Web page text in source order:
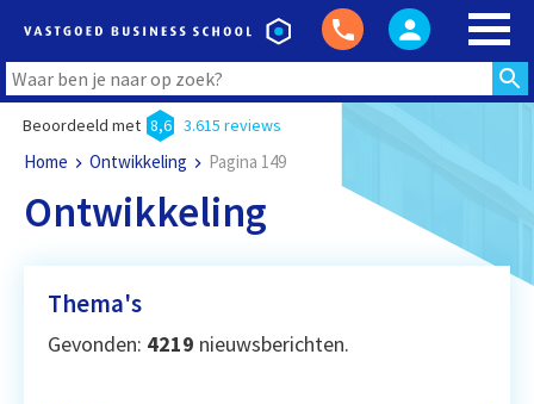
Beoordeeld met 8,6 3.615 reviews
Home Ontwikkeling Pagina 149
Ontwikkeling
Thema's
Gevonden: 4219 nieuwsberichten.